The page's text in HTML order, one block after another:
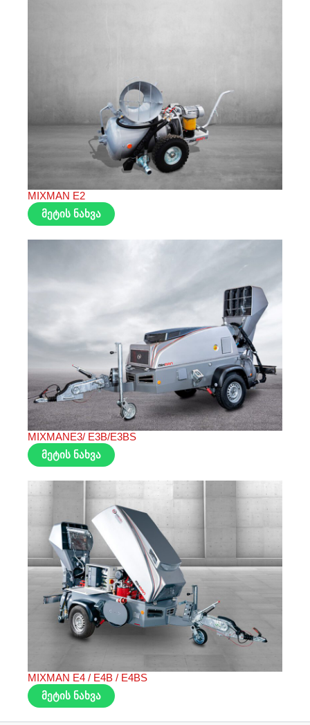
MIXMAN E2
მეტის ნახვა
MIXMANE3/ E3B/E3BS
მეტის ნახვა
MIXMAN E4 / E4B / E4BS
მეტის ნახვა